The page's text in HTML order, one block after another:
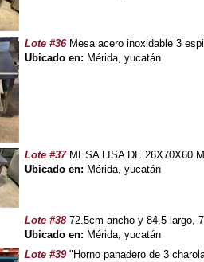
Lote #36Mesa acero inoxidable 3
Ubicado en: Mérida, yucatán
Lote #37MESA LISA DE 26X70X60
Ubicado en: Mérida, yucatán
Lote #3872.5cm ancho y 84.5 largo,
Ubicado en: Mérida, yucatán
Lote #39"Horno panadero de 3